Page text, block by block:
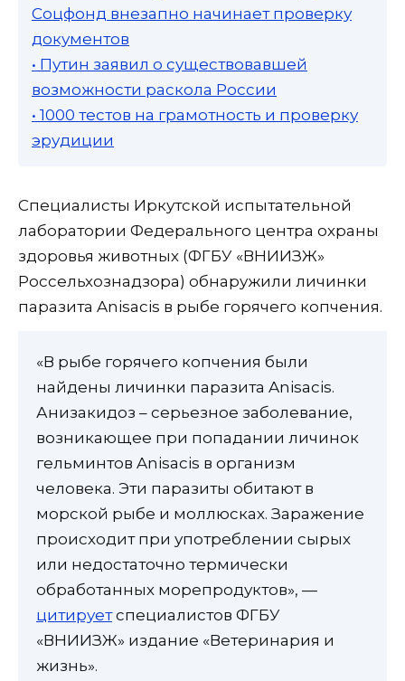
Соцфонд внезапно начинает проверку
документов
• Путин заявил о существовавшей
возможности раскола России
• 1000 тестов на грамотность и проверку
эрудиции
Специалисты Иркутской испытательной
лаборатории Федерального центра охраны
здоровья животных (ФГБУ «ВНИИЗЖ»
Россельхознадзора) обнаружили личинки
паразита Anisacis в рыбе горячего копчения.
«В рыбе горячего копчения были
найдены личинки паразита Anisacis.
Анизакидоз – серьезное заболевание,
возникающее при попадании личинок
гельминтов Anisacis в организм
человека. Эти паразиты обитают в
морской рыбе и моллюсках. Заражение
происходит при употреблении сырых
или недостаточно термически
обработанных морепродуктов», —
цитируетспециалистов ФГБУ
«ВНИИЗЖ» издание «Ветеринария и
жизнь».